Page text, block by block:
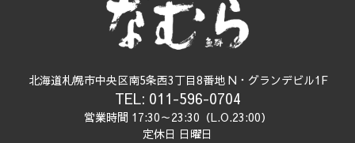
北海道札幌市中央区南5条西3丁目8番地 N・グランデビル1F
TEL: 011-596-0704
営業時間 17:30～23:30（L.O.23:00）
定休日 ​日曜日